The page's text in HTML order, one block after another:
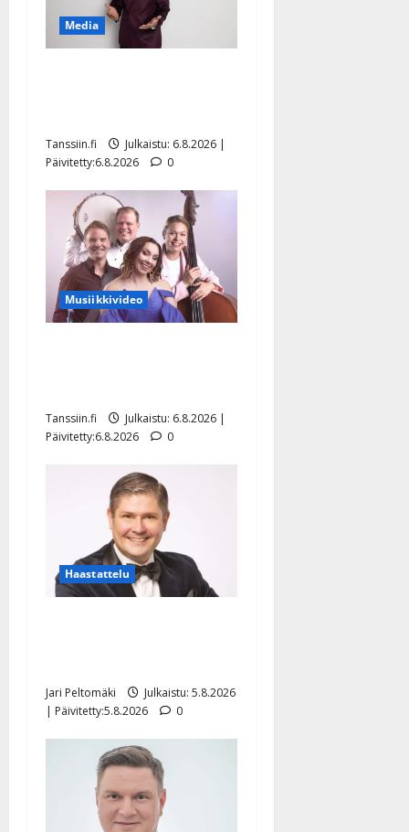
Media
Tanssiin.fi
Julkaistu: 6.8.2026 |
Päivitetty:6.8.2026
0
Musiikkivideo
Tanssiin.fi
Julkaistu: 6.8.2026 |
Päivitetty:6.8.2026
0
Haastattelu
Jari Peltomäki
Julkaistu: 5.8.2026
| Päivitetty:5.8.2026
0